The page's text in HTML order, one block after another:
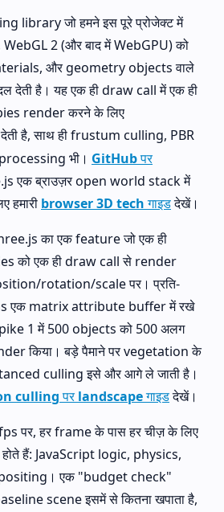
library जो हमने इस पूरे प्रोजेक्ट में
2 (और बाद में WebGPU) को
और geometry objects वाले
देती है। यह एक ही draw call में एक ही
render करने के लिए
देती है, साथ ही frustum culling, PBR
भी। GitHub पर
एक ब्राउज़र open world stack में
हमारी browser 3D tech गाइडदेखें।
का एक feature जो एक ही
को एक ही draw call से render
rotation/scale पर। प्रति-
एक matrix attribute buffer में रखे
1 में 500 objects को 500 अलग
किया। बड़े पैमाने पर vegetation के
culling इसे और आगे ले जाती है।
culling पर landscape गाइडदेखें।
पर, हर frame के पास हर चीज़ के लिए
हैं: JavaScript logic, physics,
एक "budget check"
scene इसमें से कितना खपाता है,